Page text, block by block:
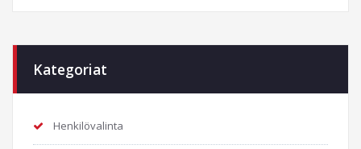
Kategoriat
Henkilövalinta